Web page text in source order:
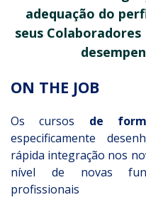
adequação do
seus
ON THE JOB
Os cursos de
especificamente
rápida integração nos
nível de novas
profissionais